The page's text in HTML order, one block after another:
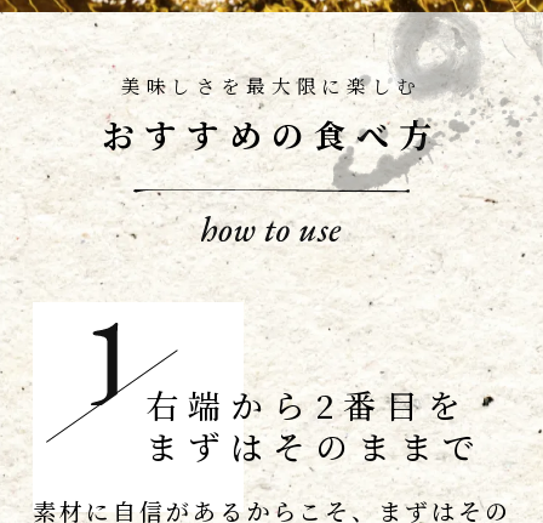
美味しさを最大限に楽しむ
おすすめの食べ方
右端から2番目を
まずはそのままで
素材に自信があるからこそ、まずはその